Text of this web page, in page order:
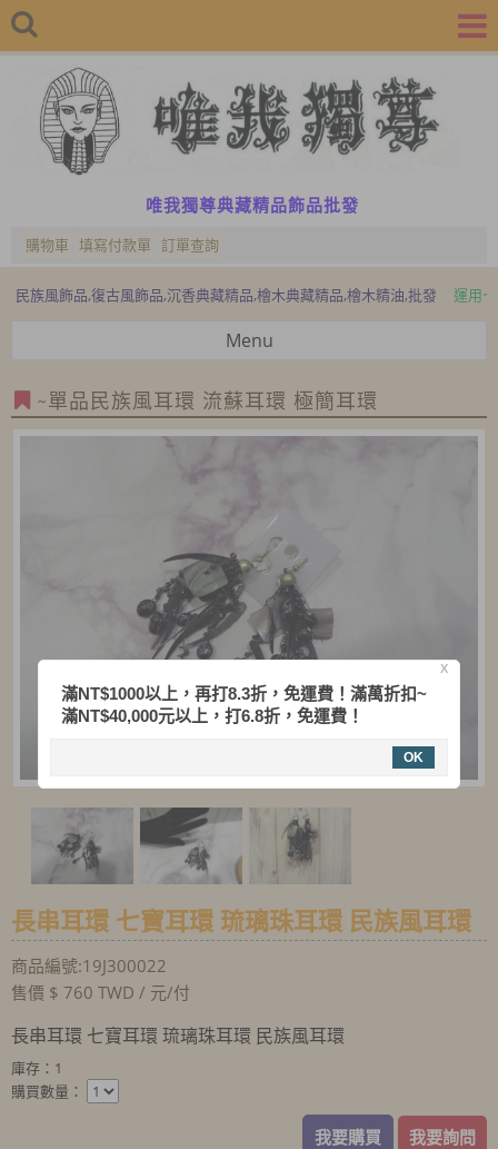
唯我獨尊典藏精品飾品批發
購物車 填寫付款單 訂單查詢
飾品,復古風飾品,沉香典藏精品,檜木典藏精品,檜木精油,批發 運用七寶、水
Menu
~單品民族風耳環 流蘇耳環 極簡耳環
長串耳環 七寶耳環 琉璃珠耳環 民族風耳環
商品編號:19J300022
售價 $ 760 TWD / 元/付
長串耳環 七寶耳環 琉璃珠耳環 民族風耳環
庫存：1
購買數量：
我要購買 我要詢問
X
滿NT$1000以上，再打8.3折，免運費！滿萬折扣~
滿NT$40,000元以上，打6.8折，免運費！
OK